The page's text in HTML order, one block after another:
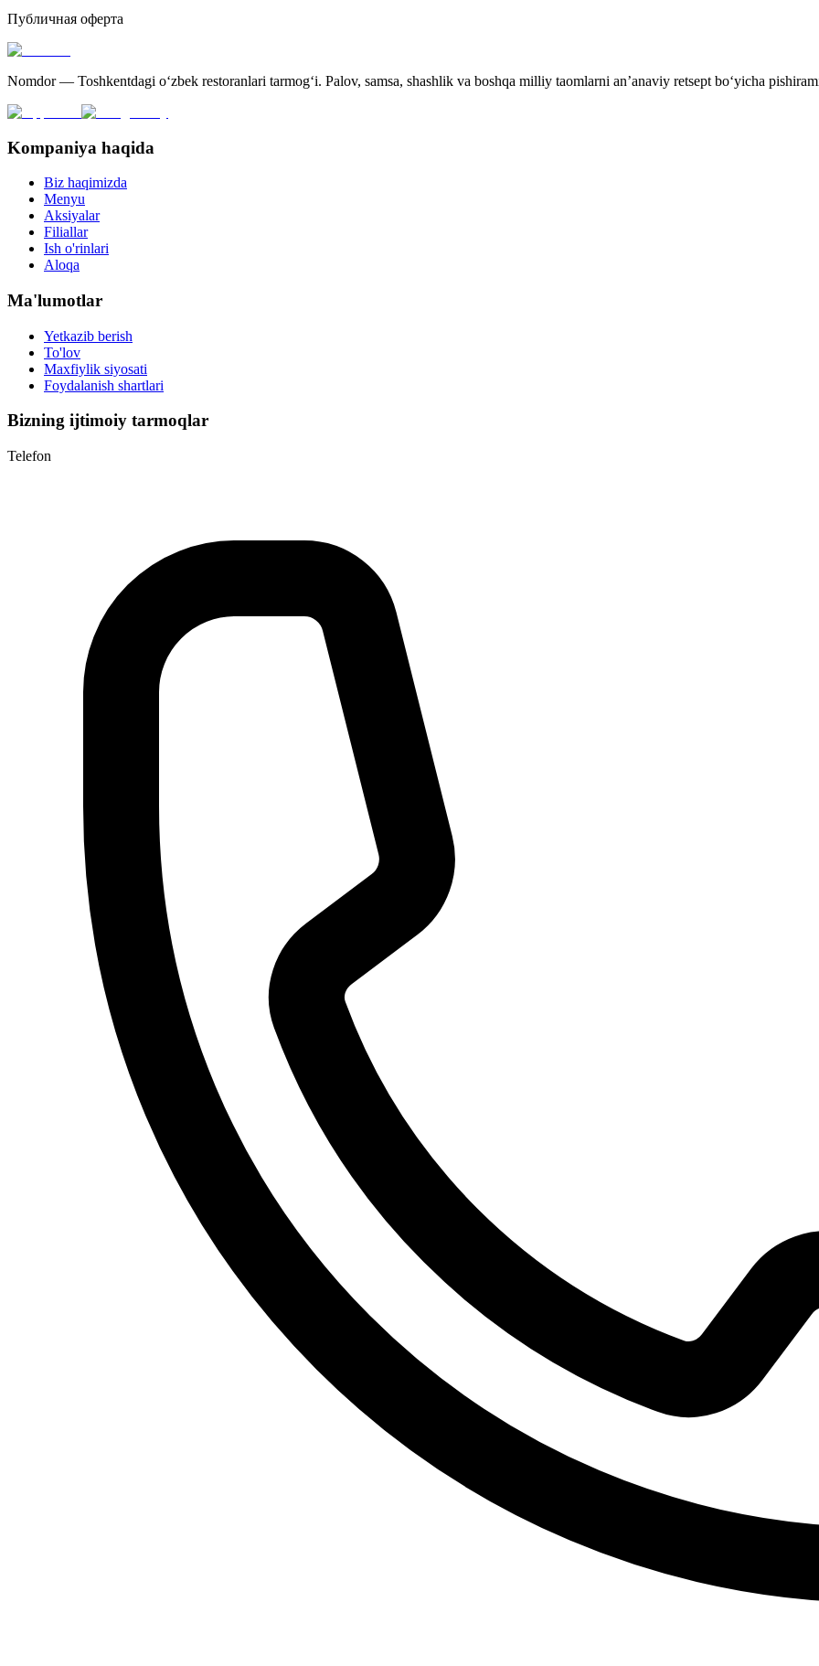
Публичная оферта
Nomdor — Toshkentdagi oʻzbek restoranlari tarmogʻi. Palov, samsa, shashlik va boshqa milliy taomlarni an’anaviy retsept bo‘yicha
Kompaniya haqida
Biz haqimizda
Menyu
Aksiyalar
Filiallar
Ish o'rinlari
Aloqa
Ma'lumotlar
Yetkazib berish
To'lov
Maxfiylik siyosati
Foydalanish shartlari
Bizning ijtimoiy tarmoqlar
Telefon